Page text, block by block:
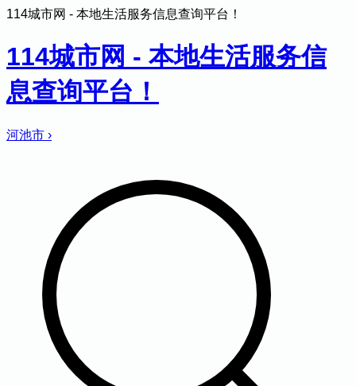
114城市网 - 本地生活服务信息查询平台！
114城市网 - 本地生活服务信
息查询平台！
河池市 ›